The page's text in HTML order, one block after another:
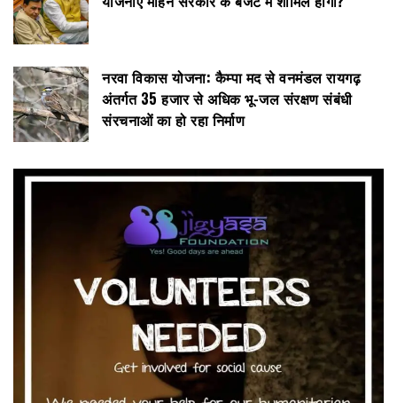
नरवा विकास योजना: कैम्पा मद से वनमंडल रायगढ़
अंतर्गत 35 हजार से अधिक भू-जल संरक्षण संबंधी
संरचनाओं का हो रहा निर्माण